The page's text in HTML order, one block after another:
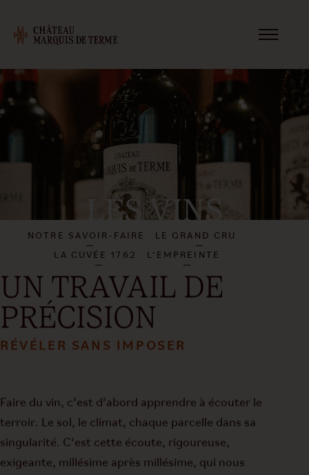
LES VINS
NOTRE SAVOIR-FAIRE
LE GRAND CRU
LA CUVÉE 1762
L’EMPREINTE
UN TRAVAIL DE
PRÉCISION
RÉVÉLER SANS IMPOSER
Faire du vin, c’est d’abord apprendre à écouter le
terroir. Le sol, le climat, chaque parcelle dans sa
singularité. C’est cette écoute, rigoureuse,
exigeante, millésime après millésime, qui nous